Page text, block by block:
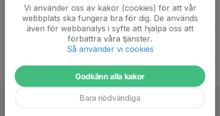
16:30
19:30
Kast-/styrkepass
Norrköpings Friidrottsarena
Löp-/hopp-/styrka Torsdagspass
Norrköpings Friidrottsarena/Stadium Arena
Fre
13:30
Fredagspass NIU + häck/styrka
Stadium Arena
Vi använder oss av kakor (cookies) för att vår
webbplats ska fungera bra för dig. De används
även för webbanalys i syfte att hjälpa oss att
förbättra våra tjänster.
Så använder vi cookies
Godkänn alla kakor
Bara nödvändiga